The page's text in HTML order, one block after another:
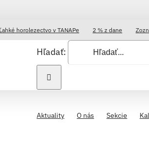
Ľahké horolezectvo v TANAPe 2 % z dane
Hľadať:
Aktuality O nás Sekcie